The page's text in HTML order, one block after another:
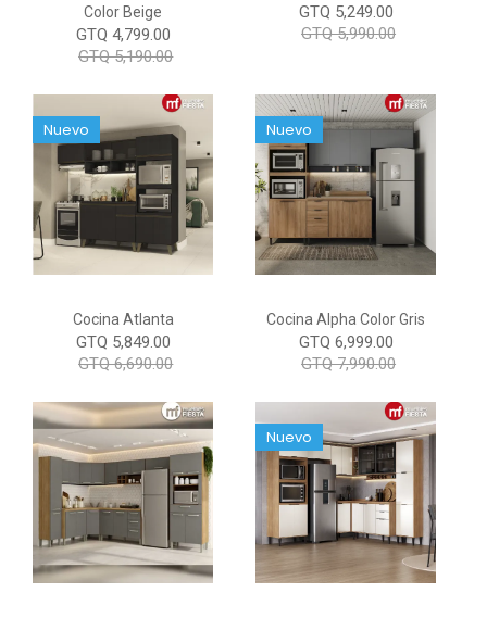
Color Beige
GTQ 4,799.00
GTQ 5,190.00
GTQ 5,249.00
GTQ 5,990.00
Cocina Atlanta
Nuevo
GTQ 5,849.00
GTQ 6,690.00
Cocina Alpha Color Gris
Nuevo
GTQ 6,999.00
GTQ 7,990.00
Nuevo